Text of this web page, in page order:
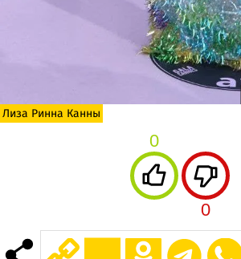
Лиза Ринна Канны
0
0